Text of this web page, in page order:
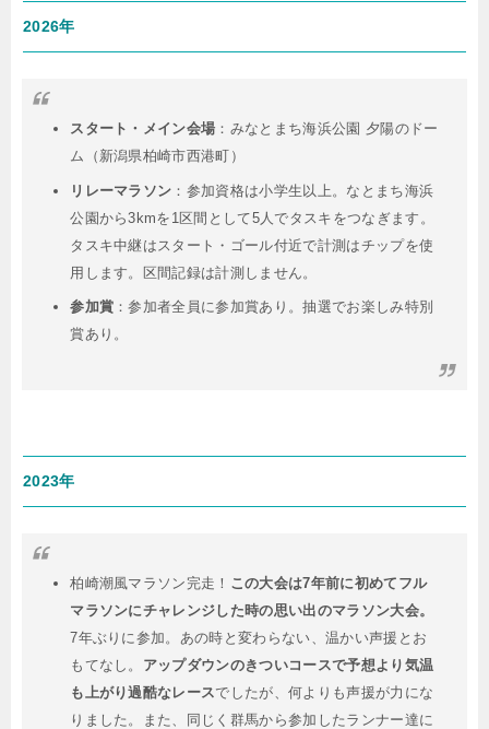
2026年
スタート・メイン会場 ： みなとまち海浜公園 夕陽のドー
ム（新潟県柏崎市西港町）
リレーマラソン ： 参加資格は小学生以上。なとまち海浜
公園から3kmを1区間として5人でタスキをつなぎます。
タスキ中継はスタート・ゴール付近で計測はチップを使
用します。区間記録は計測しません。
参加賞 ：参加者全員に参加賞あり。抽選でお楽しみ特別
賞あり。
2023年
柏崎潮風マラソン完走！ この大会は7年前に初めてフル
マラソンにチャレンジした時の思い出のマラソン大会。
7年ぶりに参加。あの時と変わらない、温かい声援とお
もてなし。 アップダウンのきついコースで予想より気温
も上がり過酷なレースでしたが、何よりも声援が力にな
りました。また、同じく群馬から参加したランナー達に